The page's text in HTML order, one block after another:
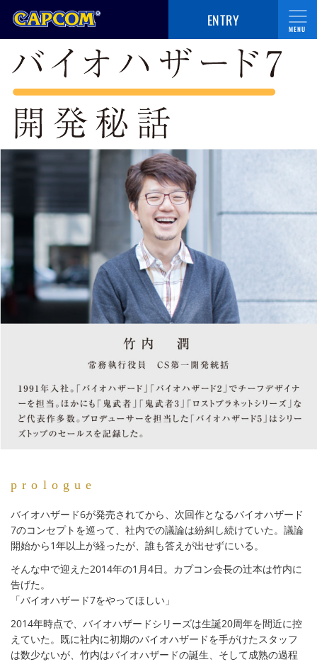
ENTRY
新卒採用
経験者採用
prologue
バイオハザード6が発売されてから、次回作となるバイオハザード
7のコンセプトを巡って、社内での議論は紛糾し続けていた。議論
開始から1年以上が経ったが、誰も答えが出せずにいる。
そんな中で迎えた2014年の1月4日。カプコン会長の辻本は竹内に
告げた。
「バイオハザード7をやってほしい」
2014年時点で、バイオハザードシリーズは生誕20周年を間近に控
えていた。既に社内に初期のバイオハザードを手がけたスタッフ
は数少ないが、竹内はバイオハザードの誕生、そして成熟の過程